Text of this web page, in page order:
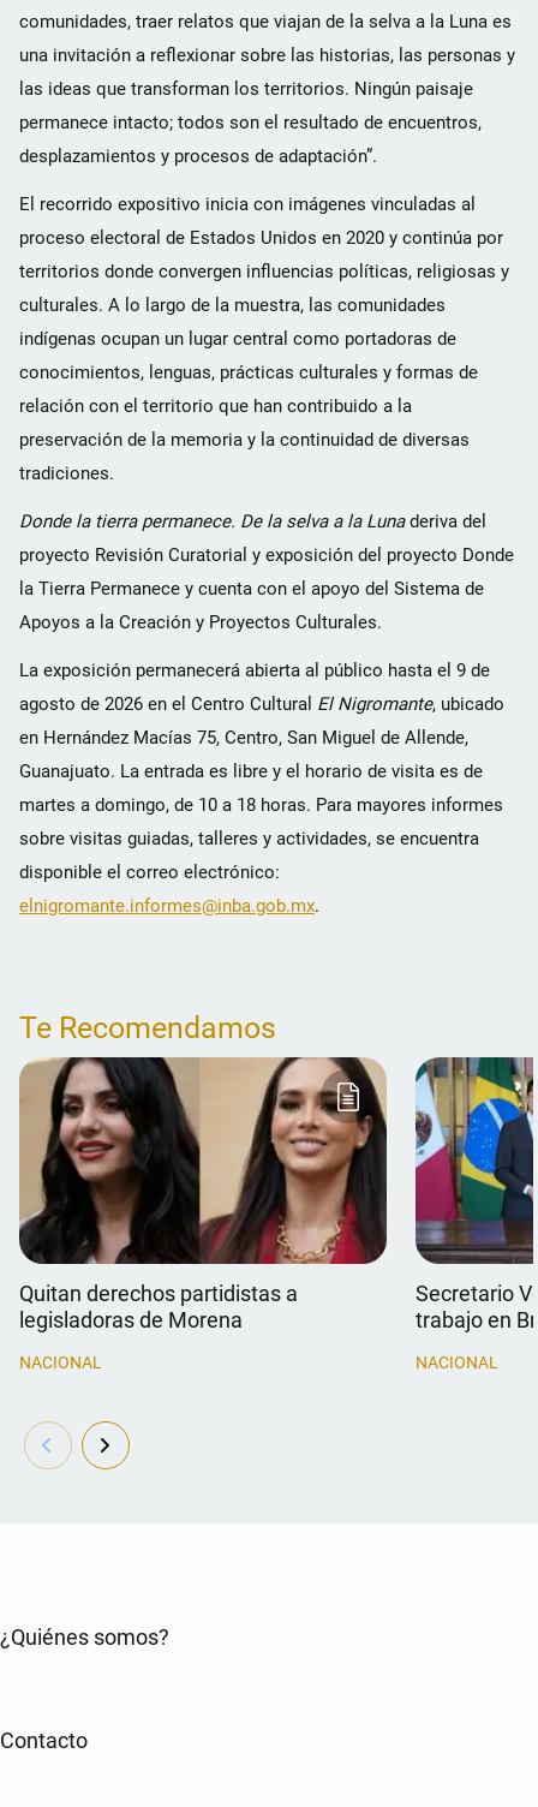
comunidades, traer relatos que viajan de la selva a la Luna es
una invitación a reflexionar sobre las historias, las personas y
las ideas que transforman los territorios. Ningún paisaje
permanece intacto; todos son el resultado de encuentros,
desplazamientos y procesos de adaptación”.
El recorrido expositivo inicia con imágenes vinculadas al
proceso electoral de Estados Unidos en 2020 y continúa por
territorios donde convergen influencias políticas, religiosas y
culturales. A lo largo de la muestra, las comunidades
indígenas ocupan un lugar central como portadoras de
conocimientos, lenguas, prácticas culturales y formas de
relación con el territorio que han contribuido a la
preservación de la memoria y la continuidad de diversas
tradiciones.
Donde la tierra permanece. De la selva a la Lunaderiva del
proyecto Revisión Curatorial y exposición del proyecto Donde
la Tierra Permanece y cuenta con el apoyo del Sistema de
Apoyos a la Creación y Proyectos Culturales.
La exposición permanecerá abierta al público hasta el 9 de
agosto de 2026 en el Centro Cultural El Nigromante, ubicado
en Hernández Macías 75, Centro, San Miguel de Allende,
Guanajuato. La entrada es libre y el horario de visita es de
martes a domingo, de 10 a 18 horas. Para mayores informes
sobre visitas guiadas, talleres y actividades, se encuentra
disponible el correo electrónico:
elnigromante.informes@inba.gob.mx.
Te Recomendamos
Quitan derechos partidistas a
legisladoras de Morena
NACIONAL
Secretario
trabajo en
NACIONAL
¿Quiénes somos?
Contacto